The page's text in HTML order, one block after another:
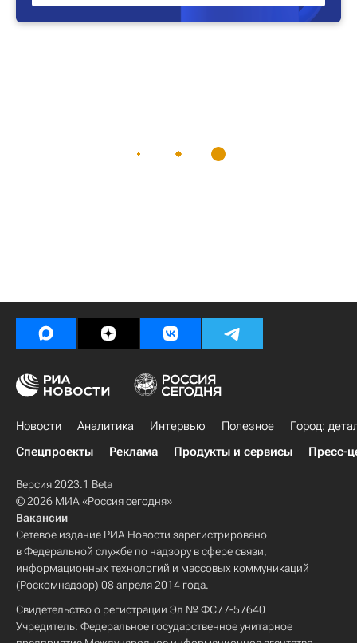
Новости Аналитика Интервью Полезное
Город:
Спецпроекты
Реклама Продукты и сервисы Пресс-
Версия 2023.1 Beta
© 2026 МИА «Россия сегодня»
Вакансии
Сетевое издание РИА Новости зарегистрировано
в Федеральной службе по надзору в сфере связи,
информационных технологий и массовых коммуникаций
(Роскомнадзор) 08 апреля 2014 года.
Свидетельство о регистрации Эл № ФС77-57640
Учредитель: Федеральное государственное унитарное